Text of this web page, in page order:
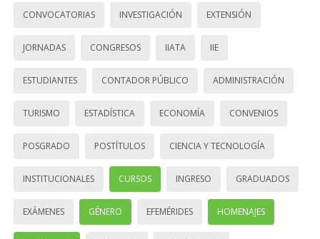
CONVOCATORIAS INVESTIGACIÓN EXTENSIÓN
JORNADAS CONGRESOS IIATA IIE
ESTUDIANTES CONTADOR PÚBLICO ADMINISTRACIÓN
TURISMO ESTADÍSTICA ECONOMÍA CONVENIOS
POSGRADO POSTÍTULOS CIENCIA Y TECNOLOGÍA
INSTITUCIONALES CURSOS INGRESO GRADUADOS
EXÁMENES GÉNERO EFEMÉRIDES HOMENAJES